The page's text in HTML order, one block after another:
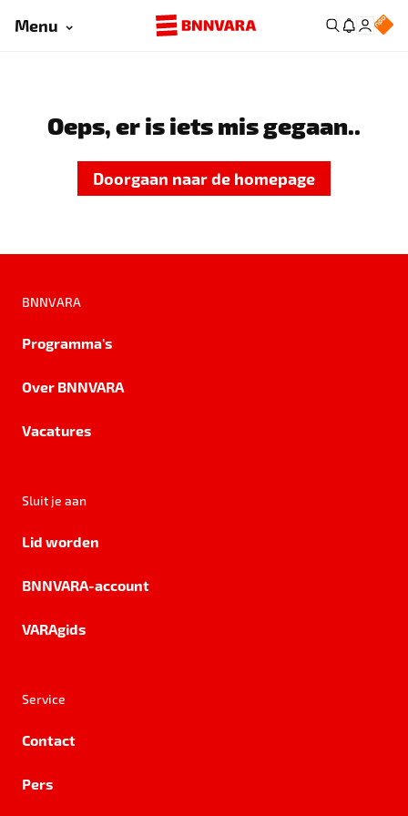
Menu
Oeps, er is iets mis gegaan..
Doorgaan naar de homepage
BNNVARA
Programma's
Over BNNVARA
Vacatures
Sluit je aan
Lid worden
BNNVARA-account
VARAgids
Service
Contact
Pers